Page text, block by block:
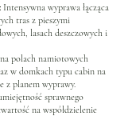
Intensywna wyprawa łącząca
tras z pieszymi
lasach deszczowych i
polach namiotowych
w domkach typu cabin na
z planem wyprawy.
sprawnego
na współdzielenie